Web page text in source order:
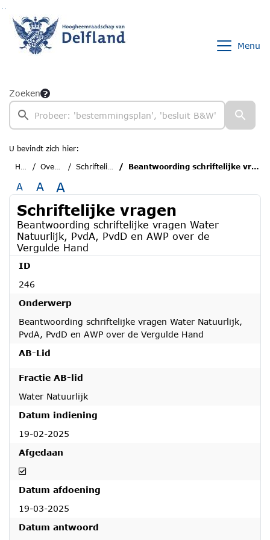
Menu
Zoeken
U bevindt zich hier:
Home
Overzichten Schriftelijke vragen Beantwoording schriftelijke vragen Water Natuurlijk, PvdA, PvdD en AWP over de Vergulde Hand
A A A
Schriftelijke vragen
Beantwoording schriftelijke vragen Water
Natuurlijk, PvdA, PvdD en AWP over de
Vergulde Hand
ID
246
Onderwerp
Beantwoording schriftelijke vragen Water Natuurlijk,
PvdA, PvdD en AWP over de Vergulde Hand
AB-Lid
Fractie AB-lid
Water Natuurlijk
Datum indiening
19-02-2025
Afgedaan
Afgedaan
Datum afdoening
19-03-2025
Datum antwoord